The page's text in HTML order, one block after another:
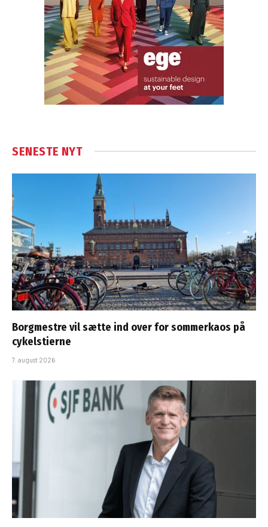
SENESTE NYT
Borgmestre vil sætte ind over for sommerkaos på
cykelstierne
7. august 2026